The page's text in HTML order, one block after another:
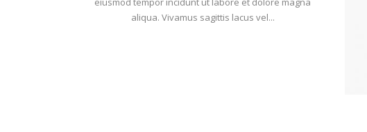
aliqua. Vivamus sagittis lacus vel...